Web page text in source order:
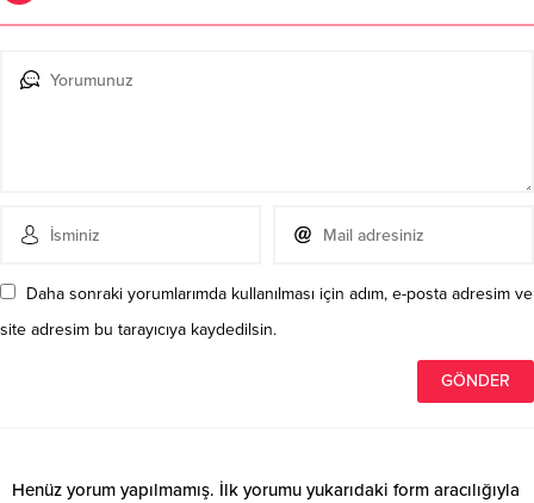
Daha sonraki yorumlarımda kullanılması için adım, e-posta adresim ve
site adresim bu tarayıcıya kaydedilsin.
Henüz yorum yapılmamış. İlk yorumu yukarıdaki form aracılığıyla